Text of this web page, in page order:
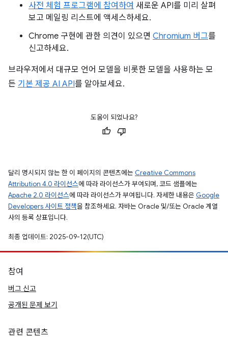
사전 체험 프로그램에 참여하여 새로운 API를 미리 살펴
보고 메일링 리스트에 액세스하세요.
Chrome 구현에 관한 의견이 있으면 Chromium 버그를
신고하세요.
브라우저에서 대규모 언어 모델을 비롯한 모델을 사용하는 모
든 기본 제공 AI API를 알아보세요.
도움이 되었나요?
달리 명시되지 않는 한 이 페이지의 콘텐츠에는 Creative Commons
Attribution 4.0 라이선스에 따라 라이선스가 부여되며, 코드 샘플에는
Apache 2.0 라이선스에 따라 라이선스가 부여됩니다. 자세한 내용은 Google
Developers 사이트 정책을 참조하세요. 자바는 Oracle 및/또는 Oracle 계열
사의 등록 상표입니다.
최종 업데이트: 2025-09-12(UTC)
참여
버그 신고
공개된 문제 보기
관련 콘텐츠